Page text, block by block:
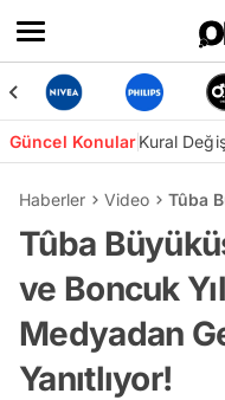
Güncel KonularKural
Haberler Video Tûba
Tûba
ve Boncuk
Medyadan
Yanıtlıyor!